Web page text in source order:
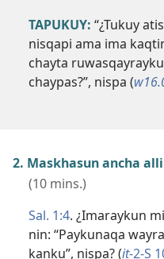
TAPUKUY: “¿Tukuy
nisqapi ama ima
chayta
chaypas?”, nispa (
2. Maskhasun ancha
(10 mins.)
Sal. 1:4. ¿Imaraykun
nin: “Paykunaqa
kanku”, nispa? (it-2-S